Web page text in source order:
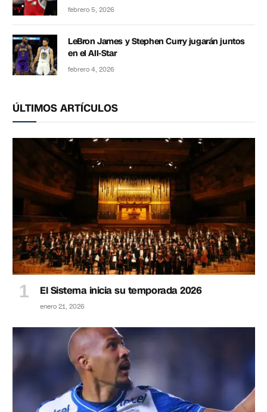
febrero 5, 2026
LeBron James y Stephen Curry jugarán juntos
en el All-Star
febrero 4, 2026
ÚLTIMOS ARTÍCULOS
El Sistema inicia su temporada 2026
enero 21, 2026